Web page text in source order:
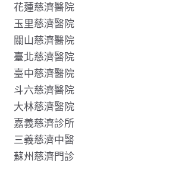
花蓮慈濟醫院
玉里慈濟醫院
關山慈濟醫院
臺北慈濟醫院
臺中慈濟醫院
斗六慈濟醫院
大林慈濟醫院
嘉義慈濟診所
三義慈濟中醫
蘇州慈濟門診